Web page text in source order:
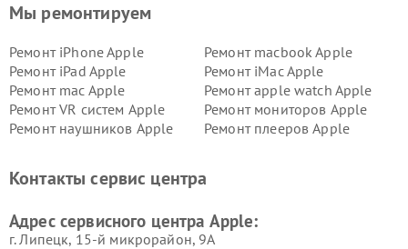
Мы ремонтируем
Ремонт iPhone Apple
Ремонт macbook Apple
Ремонт iPad Apple
Ремонт iMac Apple
Ремонт mac Apple
Ремонт apple watch Apple
Ремонт VR систем Apple
Ремонт мониторов Apple
Ремонт наушников Apple
Ремонт плееров Apple
Контакты сервис центра
Адрес сервисного центра Apple:
г. Липецк, 15-й микрорайон, 9А